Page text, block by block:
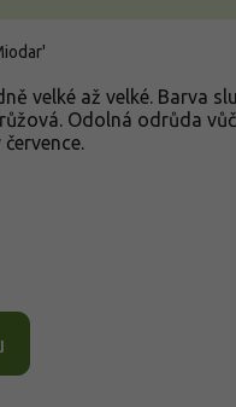
velké až velké. Barva
Odolná odrůda